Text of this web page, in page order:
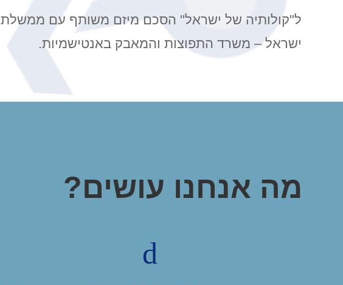
ל"קולותיה של ישראל" הסכם מיזם משותף עם ממשלת
ישראל – משרד התפוצות והמאבק באנטישמיות.
מה אנחנו עושים?
d